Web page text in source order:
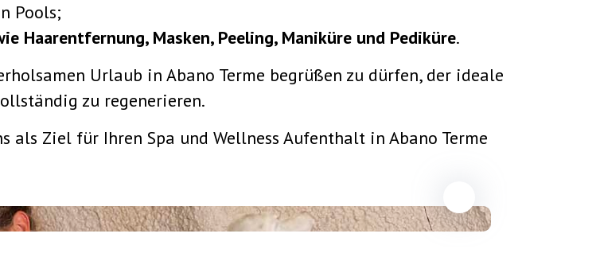
Pools;
Haarentfernung, Masken, Peeling, Maniküre und Pediküre.
Urlaub in Abano Terme begrüßen zu dürfen, der ideale
zu regenerieren.
als Ziel für Ihren Spa und Wellness Aufenthalt in Abano Terme